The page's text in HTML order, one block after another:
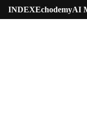
INDEXEchodemyAI